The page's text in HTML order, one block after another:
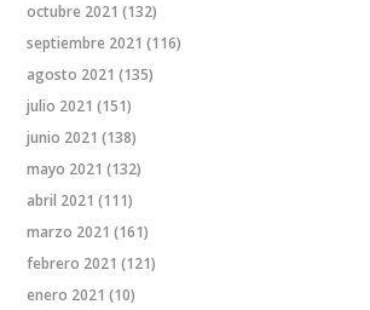
octubre 2021 (132)
septiembre 2021 (116)
agosto 2021 (135)
julio 2021 (151)
junio 2021 (138)
mayo 2021 (132)
abril 2021 (111)
marzo 2021 (161)
febrero 2021 (121)
enero 2021 (10)